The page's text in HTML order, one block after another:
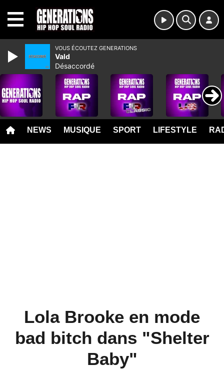
NEWS MUSIQUE SPORT LIFESTYLE
Lola Brooke en mode
bad bitch dans "Shelter
Baby"
VOUS ÉCOUTEZ GENERATIONS
Vald
Désaccordé